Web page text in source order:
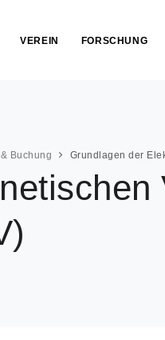
VEREIN FORSCHUNG
Buchung Grundlagen der